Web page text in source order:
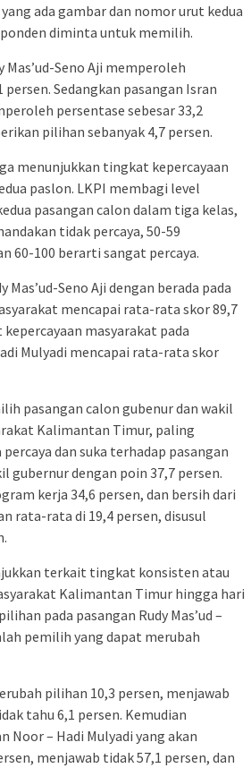
ada gambar dan nomor urut kedua
diminta untuk memilih.
Mas’ud-Seno Aji memperoleh
persen. Sedangkan pasangan Isran
persentase sebesar 33,2
pilihan sebanyak 4,7 persen.
menunjukkan tingkat kepercayaan
paslon. LKPI membagi level
pasangan calon dalam tiga kelas,
tidak percaya, 50-59
60-100 berarti sangat percaya.
Mas’ud-Seno Aji dengan berada pada
mencapai rata-rata skor 89,7
masyarakat pada
Mulyadi mencapai rata-rata skor
pasangan calon gubenur dan wakil
Kalimantan Timur, paling
dan suka terhadap pasangan
gubernur dengan poin 37,7 persen.
kerja 34,6 persen, dan bersih dari
rata-rata di 19,4 persen, disusul
terkait tingkat konsisten atau
Kalimantan Timur hingga hari
pada pasangan Rudy Mas’ud –
pemilih yang dapat merubah
pilihan 10,3 persen, menjawab
tahu 6,1 persen. Kemudian
Noor – Hadi Mulyadi yang akan
menjawab tidak 57,1 persen, dan